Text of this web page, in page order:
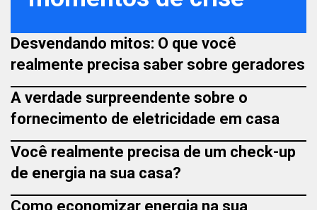
Desvendando mitos: O que você
realmente precisa saber sobre geradores
A verdade surpreendente sobre o
fornecimento de eletricidade em casa
Você realmente precisa de um check-up
de energia na sua casa?
Como economizar energia na sua